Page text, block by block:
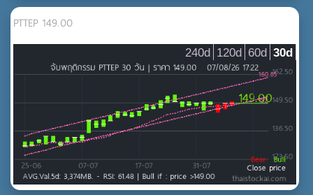
PTTEP 149.00
30d
60d
120d
240d